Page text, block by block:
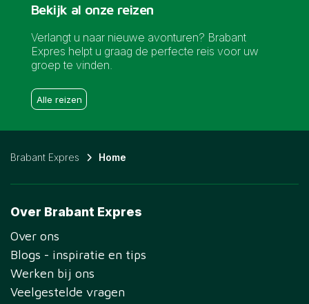
Bekijk al onze reizen
Verlangt u naar nieuwe avonturen? Brabant
Expres helpt u graag de perfecte reis voor uw
groep te vinden.
Alle reizen
Brabant Expres Home
Over Brabant Expres
Over ons
Blogs - inspiratie en tips
Werken bij ons
Veelgestelde vragen